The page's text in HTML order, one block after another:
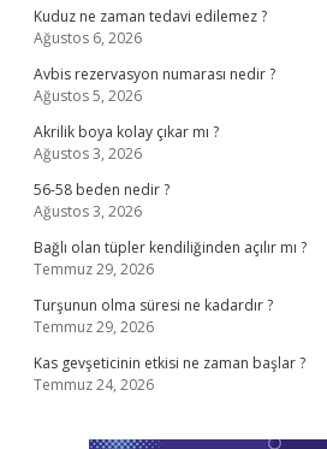
Kuduz ne zaman tedavi edilemez ?
Ağustos 6, 2026
Avbis rezervasyon numarası nedir ?
Ağustos 5, 2026
Akrilik boya kolay çıkar mı ?
Ağustos 3, 2026
56-58 beden nedir ?
Ağustos 3, 2026
Bağlı olan tüpler kendiliğinden açılır mı ?
Temmuz 29, 2026
Turşunun olma süresi ne kadardır ?
Temmuz 29, 2026
Kas gevşeticinin etkisi ne zaman başlar ?
Temmuz 24, 2026